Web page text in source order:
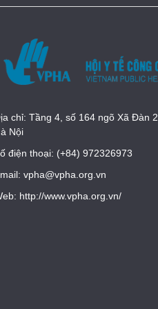
chỉ: Tầng 4, số 164 ngõ Xã Đàn
Nội
điện thoại: (+84) 972326973
vpha@vpha.org.vn
http://www.vpha.org.vn/